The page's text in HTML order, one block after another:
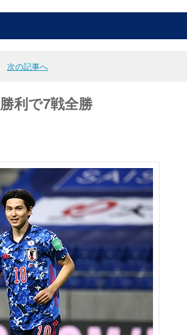
次の記事へ
利で7戦全勝